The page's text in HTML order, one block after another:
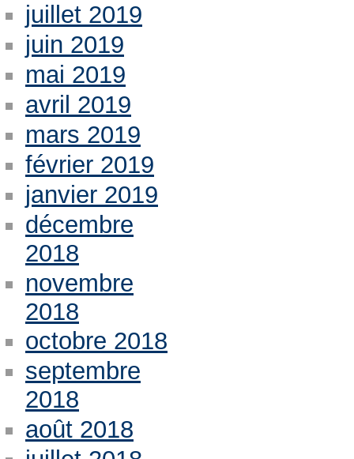
juillet 2019
juin 2019
mai 2019
avril 2019
mars 2019
février 2019
janvier 2019
décembre
2018
novembre
2018
octobre 2018
septembre
2018
août 2018